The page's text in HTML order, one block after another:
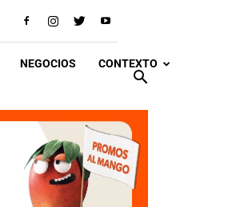
NEGOCIOS CONTEXTO